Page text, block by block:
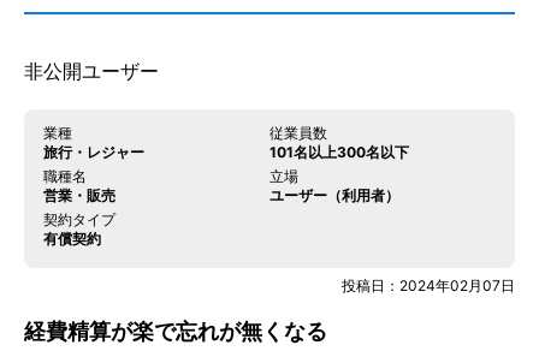
ません。 連携に関して不明なことがあったら、サポートセンター
が対応します。JIIMA認証（電帳法スキャナ保存ソフト法的要件
認証）も得ているので、電子帳簿保存法にも完全対応可能です。
※　株式会社TOKIUM（2024年4月時点）
https://www.keihi.com/expense/
非公開ユーザー
業種
旅行・レジャー
従業員数
101名以上300名以下
職種名
営業・販売
立場
ユーザー（利用者）
契約タイプ
有償契約
投稿日： 2024年02月07日
経費精算が楽で忘れが無くなる